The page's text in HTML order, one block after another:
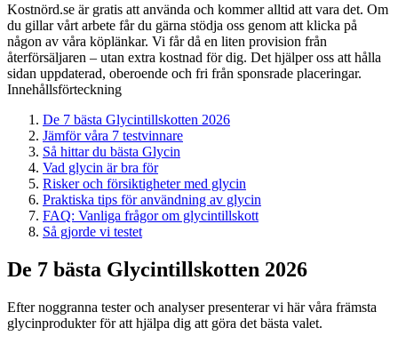
Kostnörd.se är gratis att använda och kommer alltid att vara det. Om
du gillar vårt arbete får du gärna stödja oss genom att klicka på
någon av våra köplänkar. Vi får då en liten provision från
återförsäljaren – utan extra kostnad för dig. Det hjälper oss att hålla
sidan uppdaterad, oberoende och fri från sponsrade placeringar.
Innehållsförteckning
De 7 bästa Glycintillskotten 2026
Jämför våra 7 testvinnare
Så hittar du bästa Glycin
Vad glycin är bra för
Risker och försiktigheter med glycin
Praktiska tips för användning av glycin
FAQ: Vanliga frågor om glycintillskott
Så gjorde vi testet
De 7 bästa Glycintillskotten 2026
Efter noggranna tester och analyser presenterar vi här våra främsta
glycinprodukter för att hjälpa dig att göra det bästa valet.